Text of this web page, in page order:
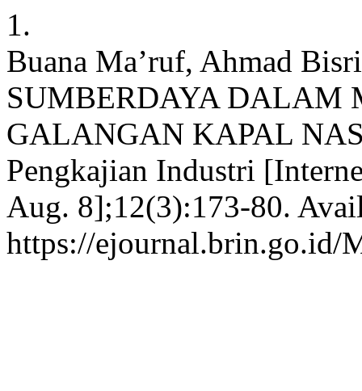
1.
Buana Ma’ruf, Ahmad
SUMBERDAYA DALAM
GALANGAN KAPAL
Pengkajian Industri
Aug. 8];12(3):173-80.
https://ejournal.brin.go.id/